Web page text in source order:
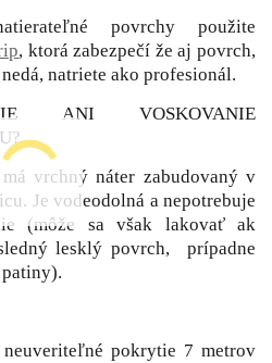
povrchy použite
, ktorá zabezpečí že aj povrch,
natriete ako profesionál.
ANI VOSKOVANIE
vrchný náter zabudovaný v
Je vodeodolná a nepotrebuje
(môže sa však lakovať ak
lesklý povrch, prípadne
pokrytie 7 metrov